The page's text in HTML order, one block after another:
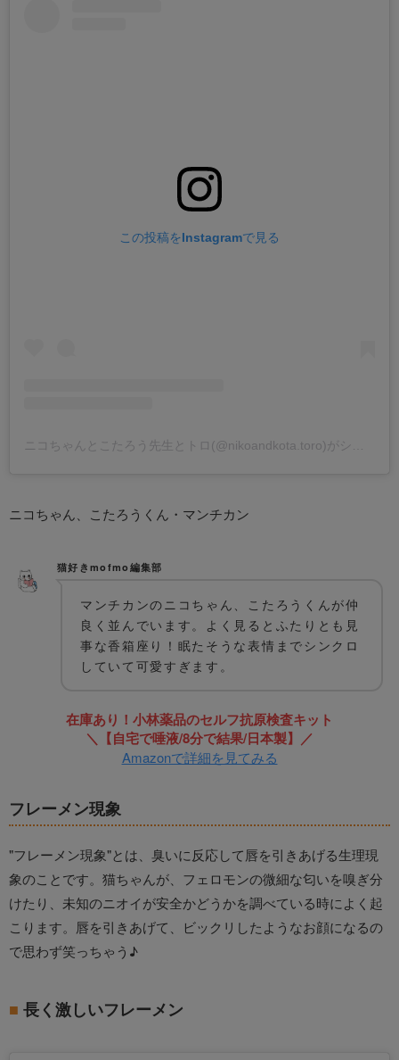
この投稿をInstagramで見る
ニコちゃん、こたろうくん・マンチカン
猫好きmofmo編集部
マンチカンのニコちゃん、こたろうくんが仲
良く並んでいます。よく見るとふたりとも見
事な香箱座り！眠たそうな表情までシンクロ
していて可愛すぎます。
在庫あり！小林薬品のセルフ抗原検査キット
＼【自宅で唾液/8分で結果/日本製】／
Amazonで詳細を見てみる
フレーメン現象
"フレーメン現象"とは、臭いに反応して唇を引きあげる生理現
象のことです。猫ちゃんが、フェロモンの微細な匂いを嗅ぎ分
けたり、未知のニオイが安全かどうかを調べている時によく起
こります。唇を引きあげて、ビックリしたようなお顔になるの
で思わず笑っちゃう♪
長く激しいフレーメン